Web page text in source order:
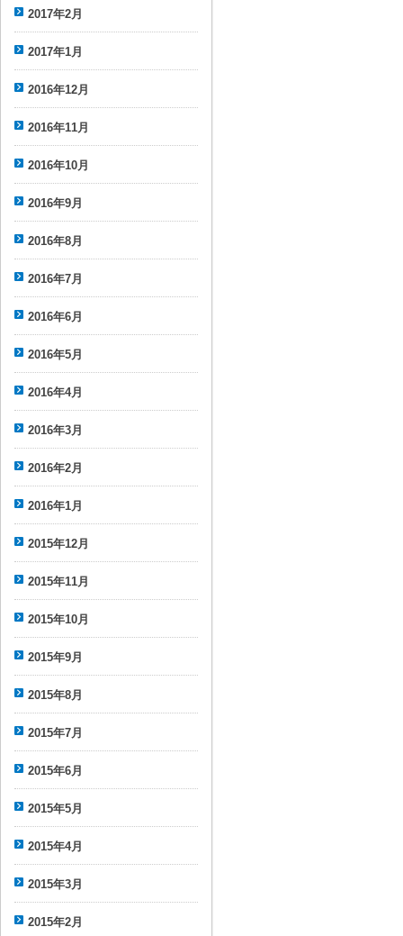
2017年2月
2017年1月
2016年12月
2016年11月
2016年10月
2016年9月
2016年8月
2016年7月
2016年6月
2016年5月
2016年4月
2016年3月
2016年2月
2016年1月
2015年12月
2015年11月
2015年10月
2015年9月
2015年8月
2015年7月
2015年6月
2015年5月
2015年4月
2015年3月
2015年2月